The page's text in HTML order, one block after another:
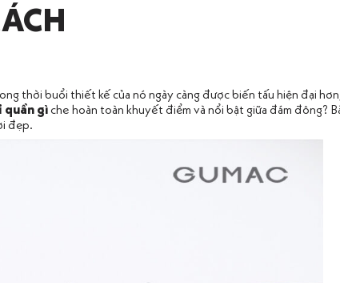
thời buổi thiết kế của nó ngày càng được biến tấu hiện đại
quần gìche hoàn toàn khuyết điểm và nổi bật giữa đám đông?
đẹp.